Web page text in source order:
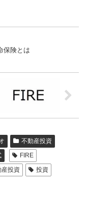
保険とは
不動産投資
FIRE
産投資
投資